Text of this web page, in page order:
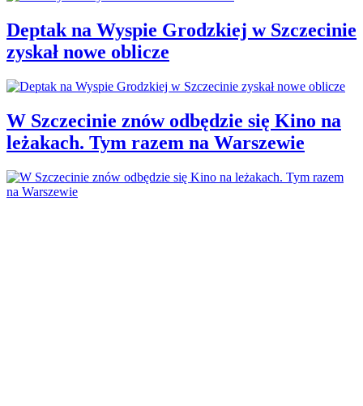
Deptak na Wyspie Grodzkiej w Szczecinie
zyskał nowe oblicze
W Szczecinie znów odbędzie się Kino na
leżakach. Tym razem na Warszewie